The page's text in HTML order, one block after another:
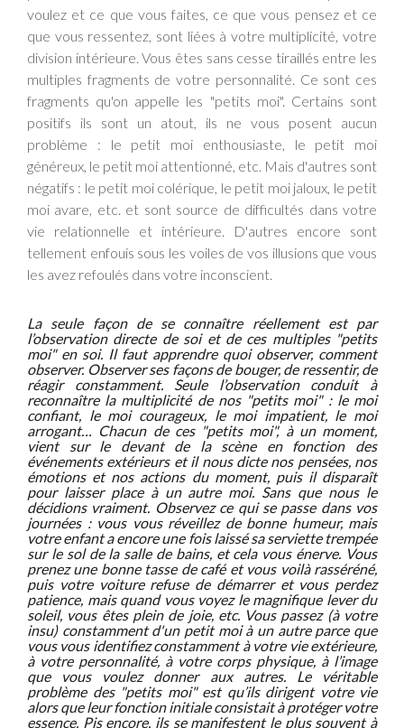
voulez et ce que vous faites, ce que vous pensez et ce
que vous ressentez, sont liées à votre multiplicité, votre
division intérieure. Vous êtes sans cesse tiraillés entre les
multiples fragments de votre personnalité. Ce sont ces
fragments qu'on appelle les "petits moi". Certains sont
positifs ils sont un atout, ils ne vous posent aucun
problème : le petit moi enthousiaste, le petit moi
généreux, le petit moi attentionné, etc. Mais d'autres sont
négatifs : le petit moi colérique, le petit moi jaloux, le petit
moi avare, etc. et sont source de difficultés dans votre
vie relationnelle et intérieure. D'autres encore sont
tellement enfouis sous les voiles de vos illusions que vous
les avez refoulés dans votre inconscient.
La seule façon de se connaître réellement est par
l’observation directe de soi et de ces multiples "petits
moi" en soi. Il faut apprendre quoi observer, comment
observer. Observer ses façons de bouger, de ressentir, de
réagir constamment. Seule l’observation conduit à
reconnaître la multiplicité de nos "petits moi" : le moi
confiant, le moi courageux, le moi impatient, le moi
arrogant… Chacun de ces "petits moi", à un moment,
vient sur le devant de la scène en fonction des
événements extérieurs et il nous dicte nos pensées, nos
émotions et nos actions du moment, puis il disparaît
pour laisser place à un autre moi. Sans que nous le
décidions vraiment. Observez ce qui se passe dans vos
journées : vous vous réveillez de bonne humeur, mais
votre enfant a encore une fois laissé sa serviette trempée
sur le sol de la salle de bains, et cela vous énerve. Vous
prenez une bonne tasse de café et vous voilà rasséréné,
puis votre voiture refuse de démarrer et vous perdez
patience, mais quand vous voyez le magnifique lever du
soleil, vous êtes plein de joie, etc. Vous passez (à votre
insu) constamment d'un petit moi à un autre parce que
vous vous identifiez constamment à votre vie extérieure,
à votre personnalité, à votre corps physique, à l’image
que vous voulez donner aux autres. Le véritable
problème des "petits moi" est qu’ils dirigent votre vie
alors que leur fonction initiale consistait à protéger votre
essence. Pis encore, ils se manifestent le plus souvent à